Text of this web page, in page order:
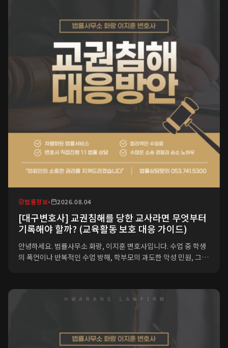
법률정보• 2026.08.04
[대구변호사] 교권침해를 당한 교사라면 무엇부터
기록해야 할까? (교육활동 보호 대응 가이드)
안녕하세요. 법률사무소 화랑, 이지훈 변호사입니다. 수업 중 학생
의 폭언이나 반복적인 수업 방해, 학부모의 과도한 악성 민원, 그리
든 정신적